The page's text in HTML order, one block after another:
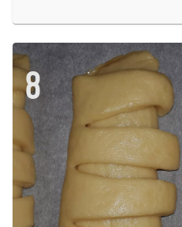
8